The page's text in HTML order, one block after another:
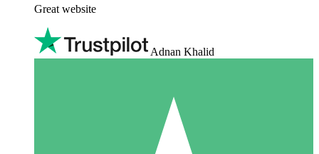
Great website
Adnan Khalid